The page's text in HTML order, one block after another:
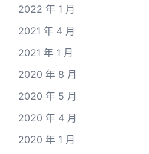
2022 年 1 月
2021 年 4 月
2021 年 1 月
2020 年 8 月
2020 年 5 月
2020 年 4 月
2020 年 1 月